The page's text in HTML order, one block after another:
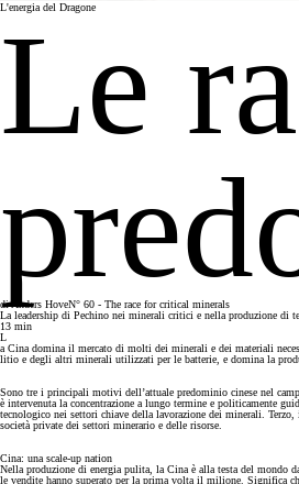
L'energia del Dragone
Le
di Anders HoveN° 60 - The race for critical minerals
La leadership di Pechino nei minerali critici e nella produzione di
13 min
L
a Cina domina il mercato di molti dei minerali e dei materiali
litio e degli altri minerali utilizzati per le batterie, e domina la
Sono tre i principali motivi dell’attuale predominio cinese nel
è intervenuta la concentrazione a lungo termine e politicamente
tecnologico nei settori chiave della lavorazione dei minerali.
società private dei settori minerario e delle risorse.
Cina: una scale-up nation
Nella produzione di energia pulita, la Cina è alla testa del mondo
le vendite hanno superato per la prima volta il milione. Significa